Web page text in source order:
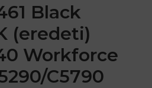
Black
(eredeti)
Workforce
C5790